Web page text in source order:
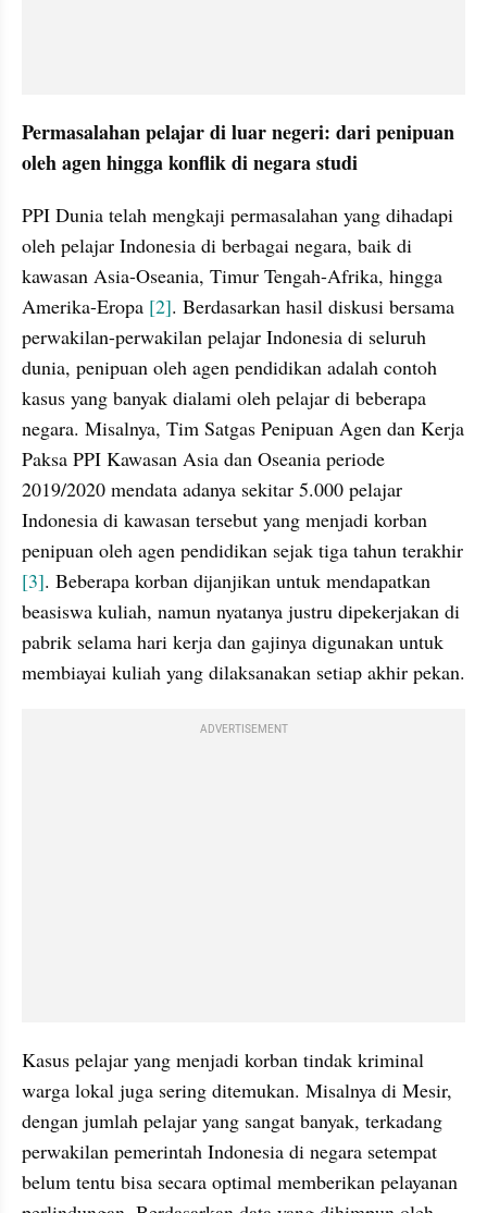
Permasalahan pelajar di luar negeri: dari penipuan
oleh agen hingga konflik di negara studi
PPI Dunia telah mengkaji permasalahan yang dihadapi
oleh pelajar Indonesia di berbagai negara, baik di
kawasan Asia-Oseania, Timur Tengah-Afrika, hingga
Amerika-Eropa [2]. Berdasarkan hasil diskusi bersama
perwakilan-perwakilan pelajar Indonesia di seluruh
dunia, penipuan oleh agen pendidikan adalah contoh
kasus yang banyak dialami oleh pelajar di beberapa
negara. Misalnya, Tim Satgas Penipuan Agen dan Kerja
Paksa PPI Kawasan Asia dan Oseania periode
2019/2020 mendata adanya sekitar 5.000 pelajar
Indonesia di kawasan tersebut yang menjadi korban
[3]. Beberapa korban dijanjikan untuk mendapatkan
beasiswa kuliah, namun nyatanya justru dipekerjakan di
pabrik selama hari kerja dan gajinya digunakan untuk
membiayai kuliah yang dilaksanakan setiap akhir pekan.
ADVERTISEMENT
Kasus pelajar yang menjadi korban tindak kriminal
warga lokal juga sering ditemukan. Misalnya di Mesir,
dengan jumlah pelajar yang sangat banyak, terkadang
perwakilan pemerintah Indonesia di negara setempat
belum tentu bisa secara optimal memberikan pelayanan